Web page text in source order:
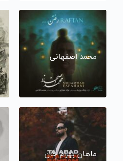
محمد اصفهانی
ماهان بهرام خان